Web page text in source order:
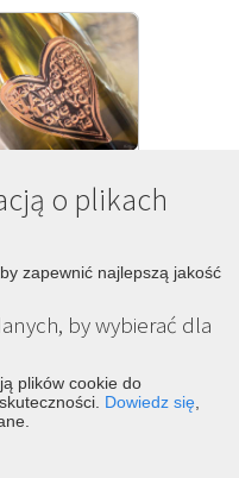
wina i o plikach
zapewnić najlepszą jakość
by wybierać dla
plików cookie do
Dowiedz się